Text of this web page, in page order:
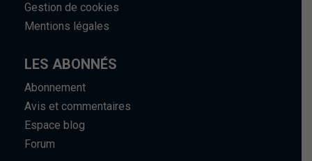
Gestion de cookies
Mentions légales
LES ABONNÉS
Abonnement
Avis et commentaires
Espace blog
Forum